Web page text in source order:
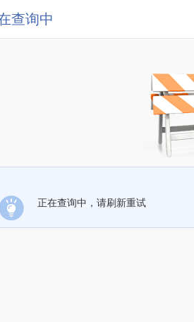
查询中
正在查询中，请刷新重试